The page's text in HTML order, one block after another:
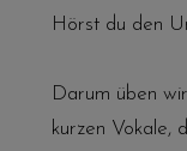
Hörst du den
Darum üben
kurzen Vokale,